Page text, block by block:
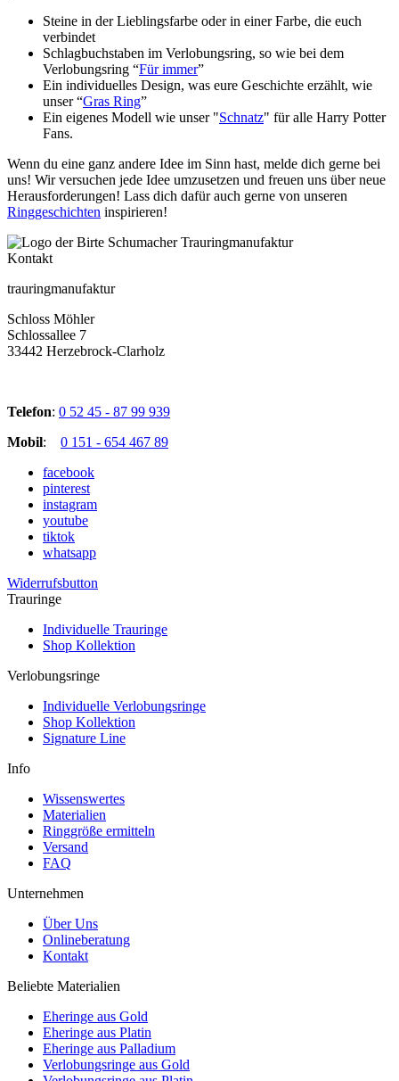
Steine in der Lieblingsfarbe oder in einer Farbe, die euch
verbindet
Schlagbuchstaben im Verlobungsring, so wie bei dem
Verlobungsring “Für immer”
Ein individuelles Design, was eure Geschichte erzählt, wie
unser “Gras Ring”
Ein eigenes Modell wie unser "Schnatz" für alle Harry Potter
Fans.
Wenn du eine ganz andere Idee im Sinn hast, melde dich gerne bei
uns! Wir versuchen jede Idee umzusetzen und freuen uns über neue
Herausforderungen! Lass dich dafür auch gerne von unseren
Ringgeschichten inspirieren!
Kontakt
trauringmanufaktur
Schloss Möhler
Schlossallee 7
33442 Herzebrock-Clarholz
Telefon: 0 52 45 - 87 99 939
Mobil: 0 151 - 654 467 89
facebook
pinterest
instagram
youtube
tiktok
whatsapp
Widerrufsbutton
Trauringe
Individuelle Trauringe
Shop Kollektion
Verlobungsringe
Individuelle Verlobungsringe
Shop Kollektion
Signature Line
Info
Wissenswertes
Materialien
Ringgröße ermitteln
Versand
FAQ
Unternehmen
Über Uns
Onlineberatung
Kontakt
Beliebte Materialien
Eheringe aus Gold
Eheringe aus Platin
Eheringe aus Palladium
Verlobungsringe aus Gold